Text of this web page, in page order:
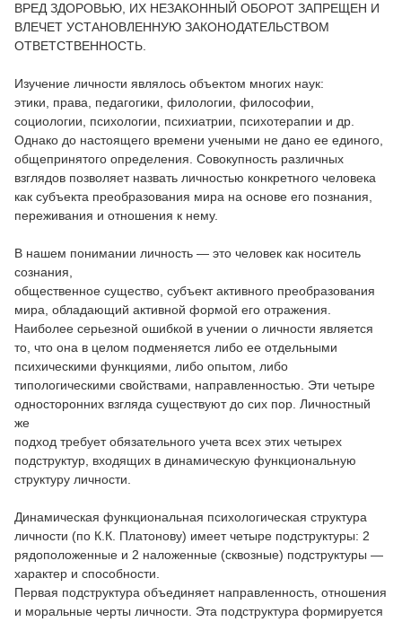
ВРЕД ЗДОРОВЬЮ, ИХ НЕЗАКОННЫЙ ОБОРОТ ЗАПРЕЩЕН И
ВЛЕЧЕТ УСТАНОВЛЕННУЮ ЗАКОНОДАТЕЛЬСТВОМ
ОТВЕТСТВЕННОСТЬ.
Изучение личности являлось объектом многих наук:
этики, права, педагогики, филологии, философии,
социологии, психологии, психиатрии, психотерапии и др.
Однако до настоящего времени учеными не дано ее единого,
общепринятого определения. Совокупность различных
взглядов позволяет назвать личностью конкретного человека
как субъекта преобразования мира на основе его познания,
переживания и отношения к нему.
В нашем понимании личность — это человек как носитель
сознания,
общественное существо, субъект активного преобразования
мира, обладающий активной формой его отражения.
Наиболее серьезной ошибкой в учении о личности является
то, что она в целом подменяется либо ее отдельными
психическими функциями, либо опытом, либо
типологическими свойствами, направленностью. Эти четыре
односторонних взгляда существуют до сих пор. Личностный
же
подход требует обязательного учета всех этих четырех
подструктур, входящих в динамическую функциональную
структуру личности.
Динамическая функциональная психологическая структура
личности (по К.К. Платонову) имеет четыре подструктуры: 2
рядоположенные и 2 наложенные (сквозные) подструктуры —
характер и способности.
Первая подструктура объединяет направленность, отношения
и моральные черты личности. Эта подструктура формируется